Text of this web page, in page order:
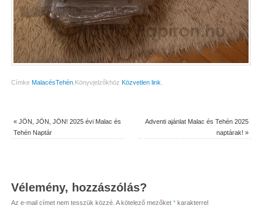
Címke MalacésTehén. Könyvjelzőkhöz Közvetlen link
«JÖN, JÖN, JÖN! 2025 évi Malac és
Tehén Naptár
Adventi ajánlat Malac és Tehén 2025
naptárak!»
Vélemény, hozzászólás?
Az e-mail címet nem tesszük közzé. A kötelező mezőket *karakterrel